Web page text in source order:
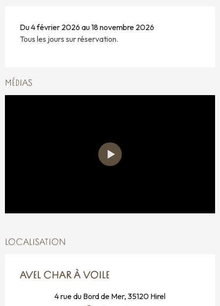
Du 4 février 2026 au 18 novembre 2026
Tous les jours sur réservation.
MÉDIAS
LOCALISATION
AVEL CHAR À VOILE
4 rue du Bord de Mer, 35120 Hirel